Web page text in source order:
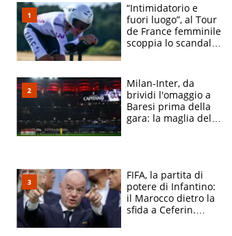
“Intimidatorio e
fuori luogo”, al Tour
de France femminile
scoppia lo scandalo:
atlete
Milan-Inter, da
brividi l'omaggio a
Baresi prima della
gara: la maglia del
FIFA, la partita di
potere di Infantino:
il Marocco dietro la
sfida a Ceferin.